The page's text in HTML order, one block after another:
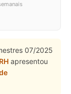
07/2025
apresentou